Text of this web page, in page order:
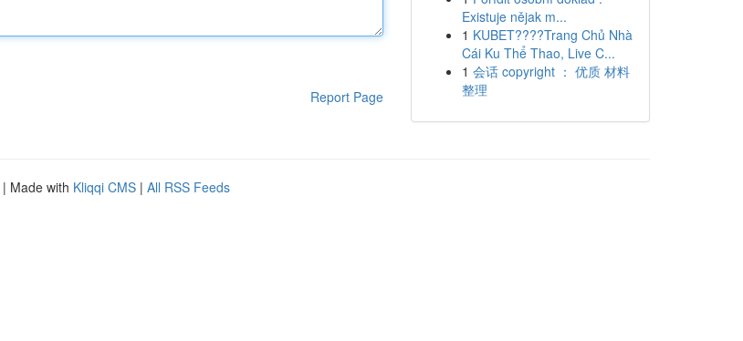
Report Page
Existuje nějak m...
1 KUBET????️Trang Chủ Nhà
Cái Ku Thể Thao, Live C...
1 会话 copyright ： 优质 材料
整理
| Made with Kliqqi CMS | All RSS Feeds